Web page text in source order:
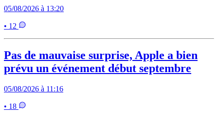
05/08/2026 à 13:20
• 12
Pas de mauvaise surprise, Apple a bien
prévu un événement début septembre
05/08/2026 à 11:16
• 18